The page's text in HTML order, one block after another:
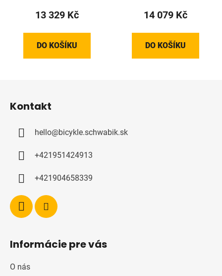
13 329 Kč
DO KOŠÍKU
14 079 Kč
DO KOŠÍKU
Kontakt
hello@bicykle.schwabik.sk
+421951424913
+421904658339
Informácie pre vás
O nás